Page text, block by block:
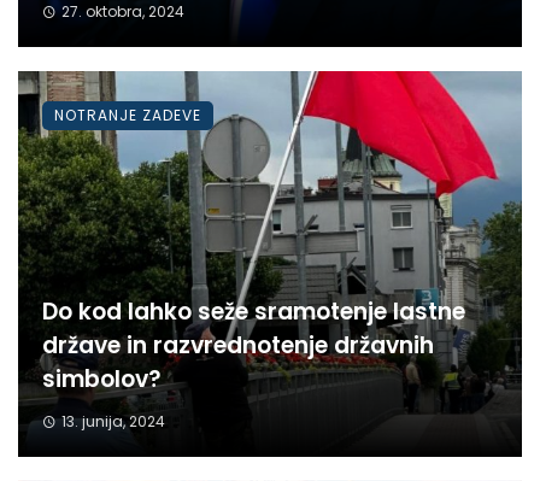
27. oktobra, 2024
Do kod lahko seže sramotenje lastne
države in razvrednotenje državnih
simbolov?
13. junija, 2024
NOTRANJE ZADEVE